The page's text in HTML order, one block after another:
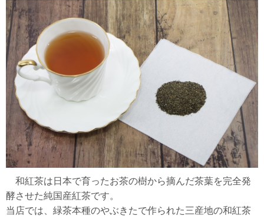
和紅茶は日本で育ったお茶の樹から摘んだ茶葉を完全発
酵させた純国産紅茶です。
当店では、緑茶本種のやぶきたで作られた三産地の和紅茶